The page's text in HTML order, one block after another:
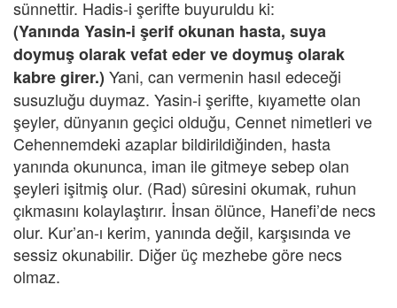
sünnettir. Hadis-i şerifte buyuruldu ki:
(Yanında Yasin-i şerif okunan hasta, suya
doymuş olarak vefat eder ve doymuş olarak
kabre girer.) Yani, can vermenin hasıl edeceği
susuzluğu duymaz. Yasin-i şerifte, kıyamette olan
şeyler, dünyanın geçici olduğu, Cennet nimetleri ve
Cehennemdeki azaplar bildirildiğinden, hasta
yanında okununca, iman ile gitmeye sebep olan
şeyleri işitmiş olur. (Rad) sûresini okumak, ruhun
çıkmasını kolaylaştırır. İnsan ölünce, Hanefi’de necs
olur. Kur’an-ı kerim, yanında değil, karşısında ve
sessiz okunabilir. Diğer üç mezhebe göre necs
olmaz.